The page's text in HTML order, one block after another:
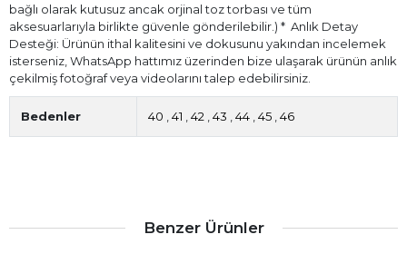
bağlı olarak kutusuz ancak orjinal toz torbası ve tüm
aksesuarlarıyla birlikte güvenle gönderilebilir.) * ⁠ Anlık Detay
Desteği: Ürünün ithal kalitesini ve dokusunu yakından incelemek
isterseniz, WhatsApp hattımız üzerinden bize ulaşarak ürünün anlık
çekilmiş fotoğraf veya videolarını talep edebilirsiniz.
Bedenler 40 41 42 43 44 45 46
Benzer Ürünler